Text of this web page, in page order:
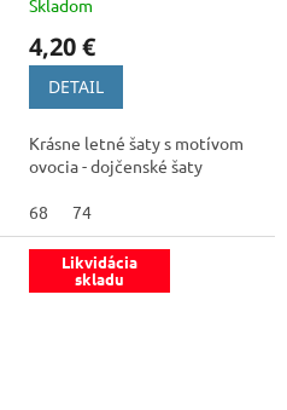
Skladom
4,20 €
DETAIL
Krásne letné šaty s motívom
ovocia - dojčenské šaty
68 74
Likvidácia
skladu